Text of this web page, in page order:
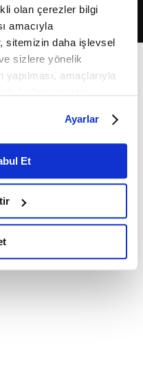
olan çerezler bilgi
amacıyla
sitemizin daha işlevsel
sizlere yönelik
amaçlarıyla
detaylı bilgi için
Bilgilendirme
Kanunu uyarınca
ile ilgili daha
Ayarlar
Et